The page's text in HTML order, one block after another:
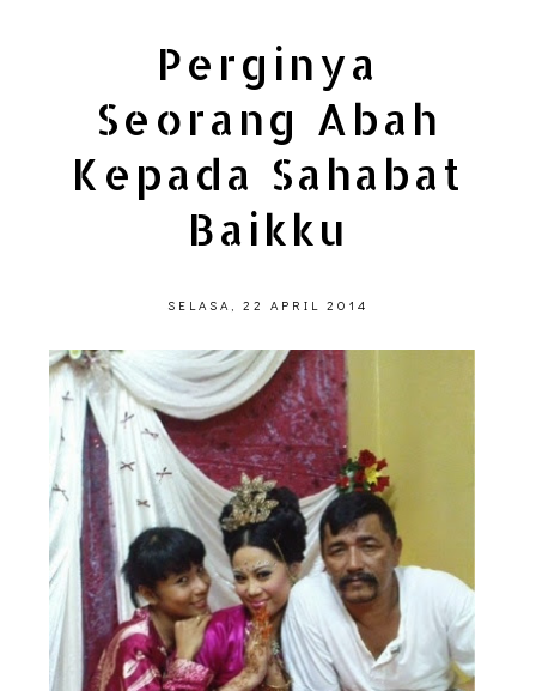
Perginya
Seorang Abah
Kepada Sahabat
Baikku
SELASA, 22 APRIL 2014